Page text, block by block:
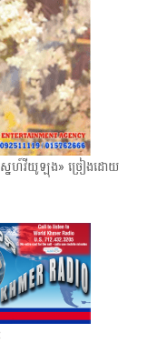
នេហ៍វីយូឡុង» ច្រៀងដោយ